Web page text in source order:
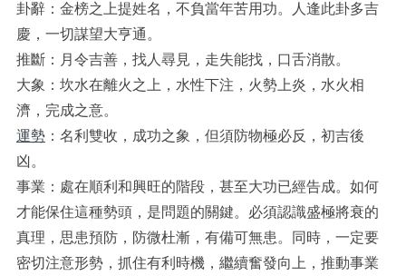
卦辭：金榜之上提姓名，不負當年苦用功。人逢此卦多吉
慶，一切謀望大亨通。
推斷：月令吉善，找人尋見，走失能找，口舌消散。
大象：坎水在離火之上，水性下注，火勢上炎，水火相
濟，完成之意。
運勢 ：名利雙收，成功之象，但須防物極必反，初吉後
凶。
事業：處在順利和興旺的階段，甚至大功已經告成。如何
才能保住這種勢頭，是問題的關鍵。必須認識盛極將衰的
真理，思患預防，防微杜漸，有備可無患。同時，一定要
密切注意形勢，抓住有利時機，繼續奮發向上，推動事業